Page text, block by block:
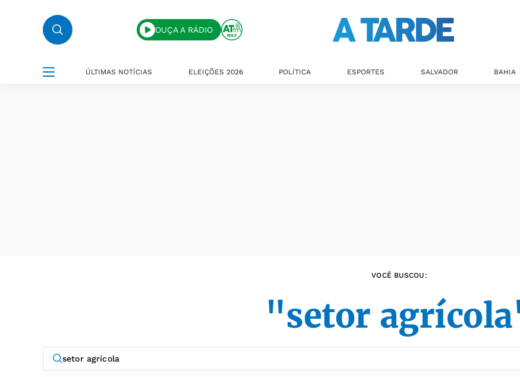
OUÇA A RÁDIO
ÚLTIMAS NOTÍCIAS ELEIÇÕES 2026 POLÍTICA ESPORTES SALVADOR BAHIA
VOCÊ BUSCOU:
"setor